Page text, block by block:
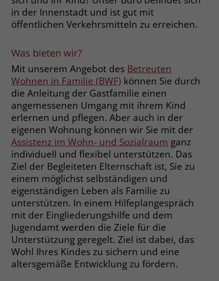
in der Innenstadt und ist gut mit
öffentlichen Verkehrsmitteln zu erreichen.
Was bieten wir?
Mit unserem Angebot des Betreuten
Wohnen in Familie (BWF) können Sie durch
die Anleitung der Gastfamilie einen
angemessenen Umgang mit ihrem Kind
erlernen und pflegen. Aber auch in der
eigenen Wohnung können wir Sie mit der
Assistenz im Wohn- und Sozialraum ganz
individuell und flexibel unterstützen. Das
Ziel der Begleiteten Elternschaft ist, Sie zu
einem möglichst selbständigen und
eigenständigen Leben als Familie zu
unterstützen. In einem Hilfeplangespräch
mit der Eingliederungshilfe und dem
Jugendamt werden die Ziele für die
Unterstützung geregelt. Ziel ist dabei, das
Wohl Ihres Kindes zu sichern und eine
altersgemäße Entwicklung zu fördern.
Name __cf_bm
Laufzeit 30 Minuten
Zweck
This cookie, set by Cloudflare, is used to
support Cloudflare Bot Management.
Name JSessionID
Anbieter jobs.stiftung-liebenau.de
Laufzeit Session
Zweck
Behält die Zustände des Benutzers bei
allen Seitenanfragen bei.
Name _gcl_au
Laufzeit 90 Tage
Zweck Enthält eine zufallsgenerierte User-ID.
Name _gcl_aw
Anbieter Google Ads
Laufzeit 90 Tage
Zweck
Dieses Cookie wird gesetzt, wenn ein
User über einen Klick auf eine Google
Werbeanzeige auf die Website gelangt.
Es enthält Informationen darüber,
welche Werbeanzeige geklickt wurde,
sodass erzielte Erfolge wie z.B.
Bestellungen oder Kontaktanfragen der
Anzeige zugewiesen werden können.